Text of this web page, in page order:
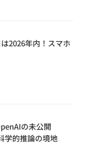
2026年内！スマホ
の未公開
学的推論の境地